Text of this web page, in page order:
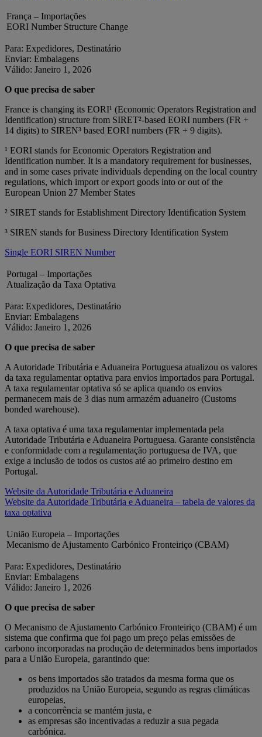
França – Importações
EORI Number Structure Change
Para: Expedidores, Destinatário
Enviar: Embalagens
Válido: Janeiro 1, 2026
O que precisa de saber
France is changing its EORI¹ (Economic Operators Registration and
Identification) structure from SIRET²‑based EORI numbers (FR +
14 digits) to SIREN³ based EORI numbers (FR + 9 digits).
¹ EORI stands for Economic Operators Registration and
Identification number. It is a mandatory requirement for businesses,
and in some cases private individuals depending on the local country
regulations, which import or export goods into or out of the
European Union 27 Member States
² SIRET stands for Establishment Directory Identification System
³ SIREN stands for Business Directory Identification System
Single EORI SIREN Number
Portugal – Importações
Atualização da Taxa Optativa
Para: Expedidores, Destinatário
Enviar: Embalagens
Válido: Janeiro 1, 2026
O que precisa de saber
A Autoridade Tributária e Aduaneira Portuguesa atualizou os valores
da taxa regulamentar optativa para envios importados para Portugal.
A taxa regulamentar optativa só se aplica quando os envios
permanecem mais de 3 dias num armazém aduaneiro (Customs
bonded warehouse).
A taxa optativa é uma taxa regulamentar implementada pela
Autoridade Tributária e Aduaneira Portuguesa. Garante consistência
e conformidade com a regulamentação portuguesa de IVA, que
exige a inclusão de todos os custos até ao primeiro destino em
Portugal.
Website da Autoridade Tributária e Aduaneira
Website da Autoridade Tributária e Aduaneira – tabela de valores da
taxa optativa
União Europeia – Importações
Mecanismo de Ajustamento Carbónico Fronteiriço (CBAM)
Para: Expedidores, Destinatário
Enviar: Embalagens
Válido: Janeiro 1, 2026
O que precisa de saber
O Mecanismo de Ajustamento Carbónico Fronteiriço (CBAM) é um
sistema que confirma que foi pago um preço pelas emissões de
carbono incorporadas na produção de determinados bens importados
para a União Europeia, garantindo que:
os bens importados são tratados da mesma forma que os
produzidos na União Europeia, segundo as regras climáticas
europeias,
a concorrência se mantém justa, e
as empresas são incentivadas a reduzir a sua pegada
carbónica.